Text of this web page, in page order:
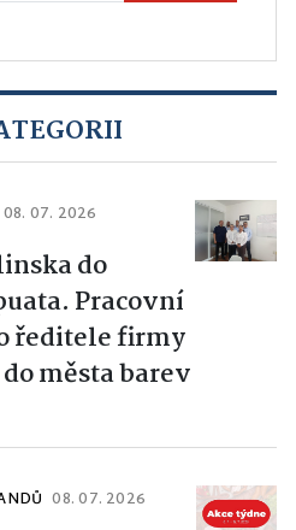
08. 07. 2026
do
Pracovní
firmy
města barev